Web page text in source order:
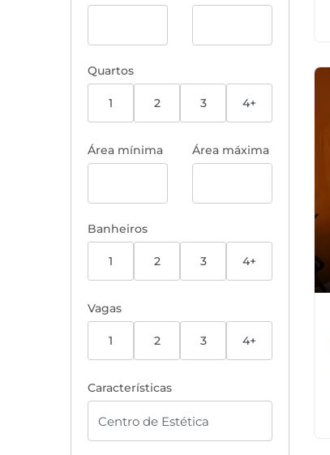
Quartos
1 2 3 4+
Área mínima Área máxima
Banheiros
1 2 3 4+
Vagas
1 2 3 4+
Características